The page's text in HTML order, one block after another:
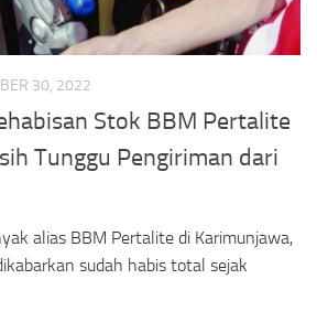
30, 2022
Stok BBM Pertalite
Tunggu Pengiriman dari
alias BBM Pertalite di Karimunjawa,
sudah habis total sejak